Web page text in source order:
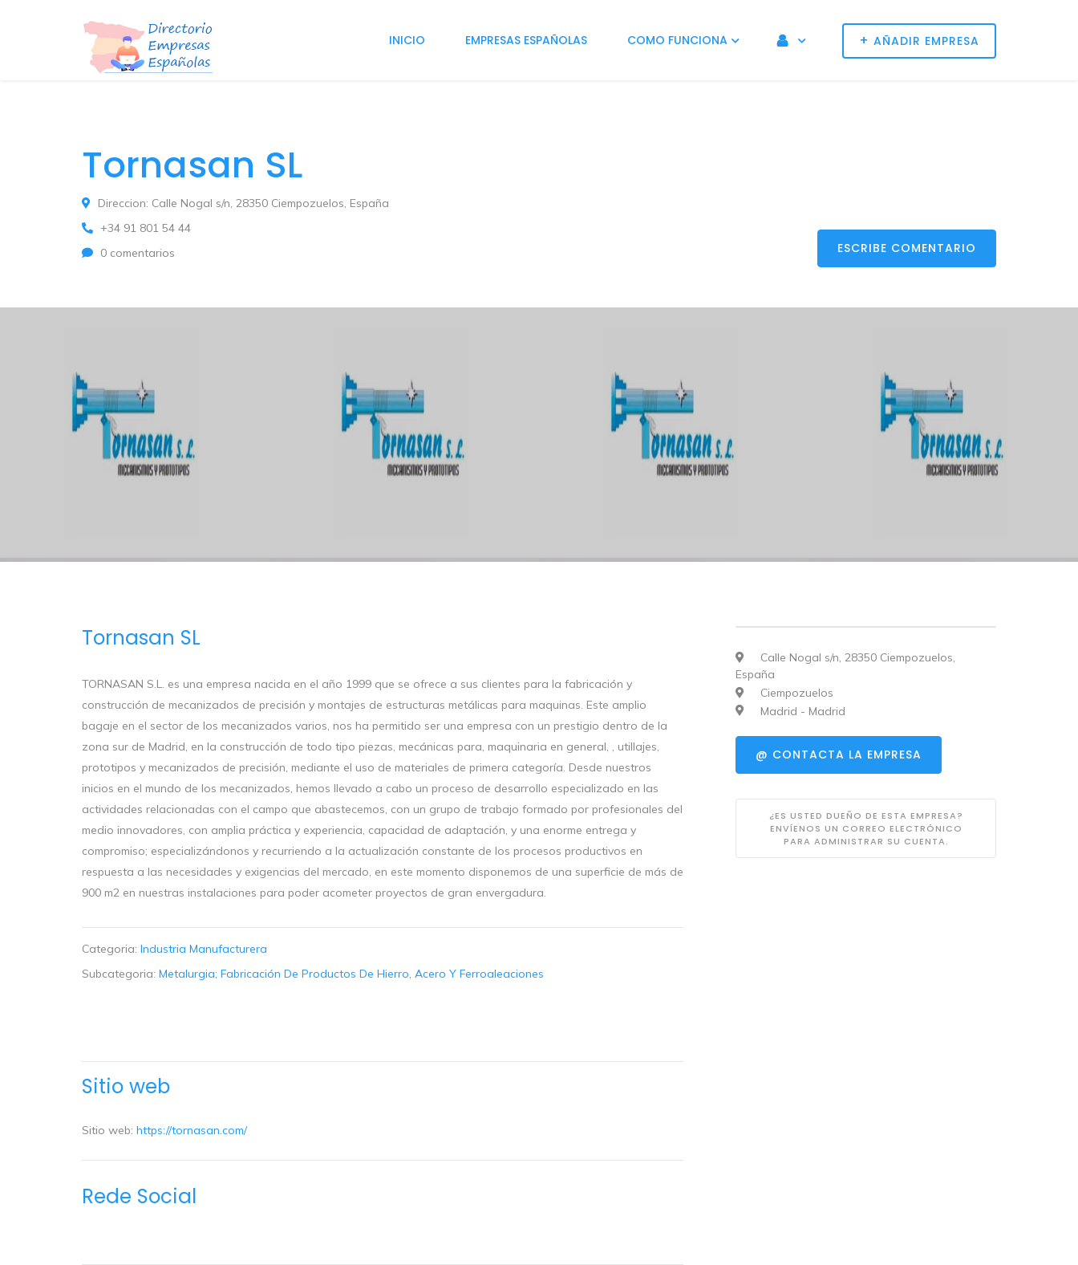
+ AÑADIR EMPRESA
INICIO EMPRESAS ESPAÑOLAS COMO FUNCIONA
Tornasan SL
Direccion: Calle Nogal s/n, 28350 Ciempozuelos, España
+34 91 801 54 44
0 comentarios
ESCRIBE COMENTARIO
Tornasan SL
TORNASAN S.L. es una empresa nacida en el año 1999 que se ofrece a sus clientes para la fabricación y
construcción de mecanizados de precisión y montajes de estructuras metálicas para maquinas. Este amplio
bagaje en el sector de los mecanizados varios, nos ha permitido ser una empresa con un prestigio dentro de la
zona sur de Madrid, en la construcción de todo tipo piezas, mecánicas para, maquinaria en general, , utillajes,
prototipos y mecanizados de precisión, mediante el uso de materiales de primera categoría. Desde nuestros
inicios en el mundo de los mecanizados, hemos llevado a cabo un proceso de desarrollo especializado en las
actividades relacionadas con el campo que abastecemos, con un grupo de trabajo formado por profesionales del
medio innovadores, con amplia práctica y experiencia, capacidad de adaptación, y una enorme entrega y
compromiso; especializándonos y recurriendo a la actualización constante de los procesos productivos en
respuesta a las necesidades y exigencias del mercado, en este momento disponemos de una superficie de más de
900 m2 en nuestras instalaciones para poder acometer proyectos de gran envergadura.
Categoria: Industria Manufacturera
Subcategoria: Metalurgia; Fabricación De Productos De Hierro, Acero Y Ferroaleaciones
Sitio web
Sitio web: https://tornasan.com/
Rede Social
Calle Nogal s/n, 28350 Ciempozuelos,
España
Ciempozuelos
Madrid - Madrid
@ CONTACTA LA EMPRESA
¿ES USTED DUEÑO DE ESTA EMPRESA?
ENVÍENOS UN CORREO ELECTRÓNICO
PARA ADMINISTRAR SU CUENTA.